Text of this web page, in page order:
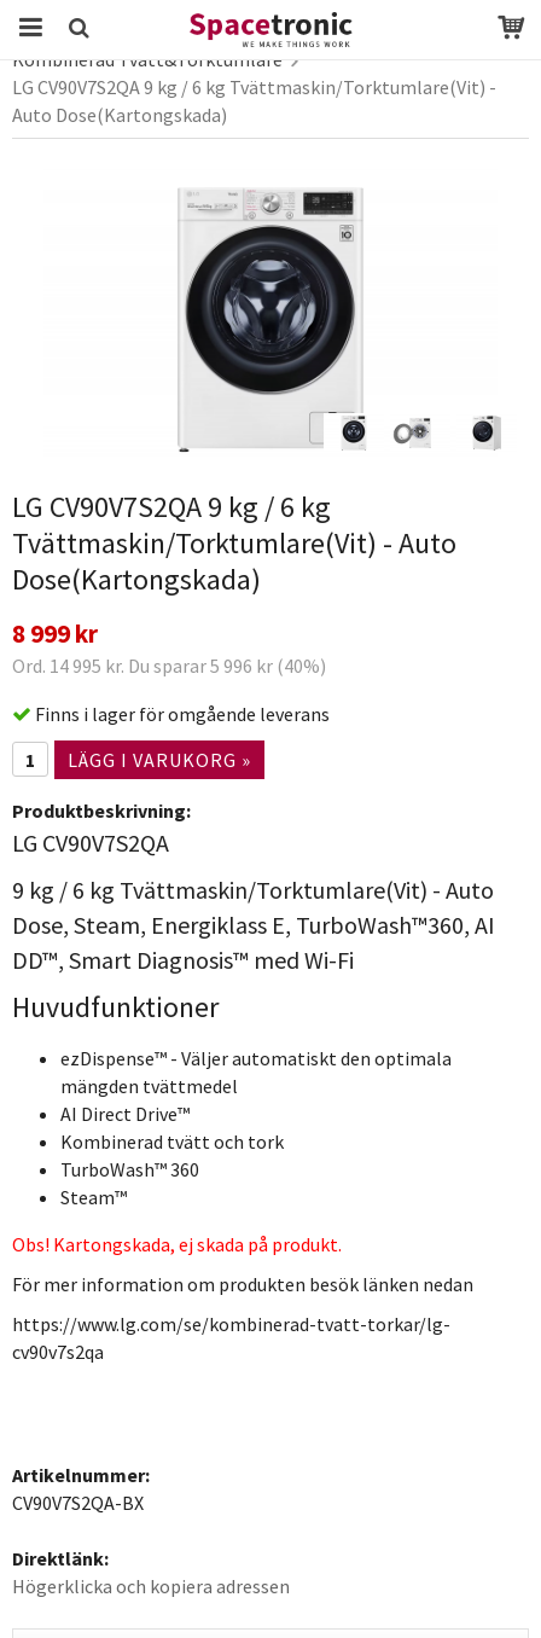
Produkten har blivit tillagd i varukorgen
Startsida Webbutik
vitvaror
Kombinerad Tvätt&Torktumlare
LG CV90V7S2QA 9 kg / 6 kg Tvättmaskin/Torktumlare(Vit) -
Auto Dose(Kartongskada)
LG CV90V7S2QA 9 kg / 6 kg
Tvättmaskin/Torktumlare(Vit) - Auto
Dose(Kartongskada)
8 999 kr
Ord. 14 995 kr. Du sparar 5 996 kr (40%)
Finns i lager för omgående leverans
LÄGG I VARUKORG »
Produktbeskrivning:
LG CV90V7S2QA
9 kg / 6 kg Tvättmaskin/Torktumlare(Vit) - Auto
Dose, Steam, Energiklass E, TurboWash™360, AI
DD™, Smart Diagnosis™ med Wi-Fi
Huvudfunktioner
ezDispense™ - Väljer automatiskt den optimala
mängden tvättmedel
AI Direct Drive™
Kombinerad tvätt och tork
TurboWash™ 360
Steam™
Obs! Kartongskada, ej skada på produkt.
För mer information om produkten besök länken nedan
https://www.lg.com/se/kombinerad-tvatt-torkar/lg-
cv90v7s2qa
Artikelnummer:
CV90V7S2QA-BX
Direktlänk:
Högerklicka och kopiera adressen